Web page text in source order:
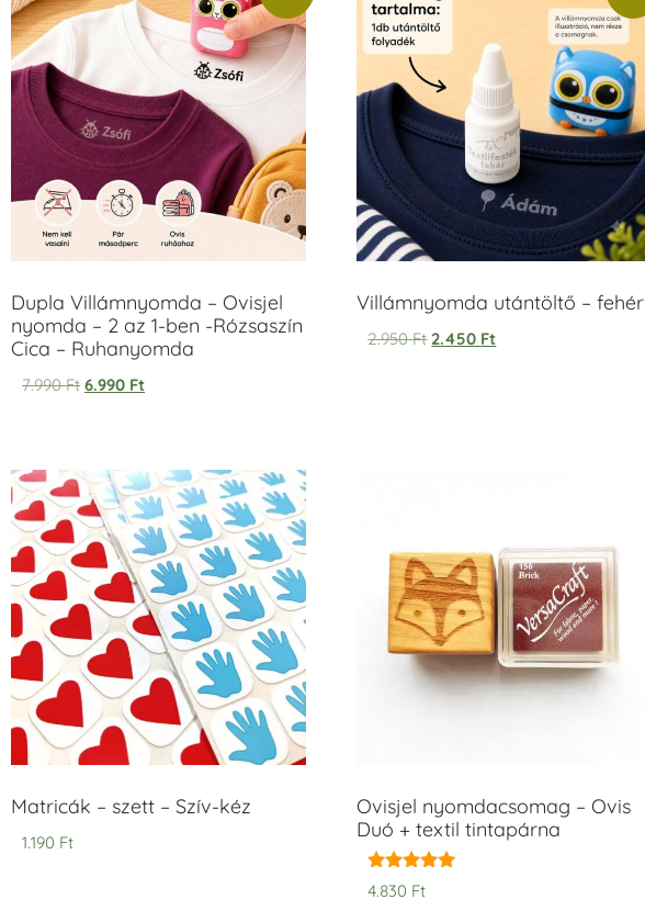
Dupla Villámnyomda – Ovisjel
nyomda – 2 az 1-ben -Rózsaszín
Cica – Ruhanyomda
7.990Ft 6.990 Ft
Villámnyomda utántöltő – fehér
2.950Ft 2.450 Ft
Matricák – szett – Szív-kéz
1.190 Ft
Ovisjel nyomdacsomag – Ovis
Duó + textil tintapárna
Értékelés:
5.00
4.830 Ft